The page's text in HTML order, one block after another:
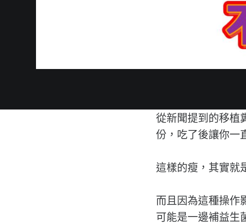
從新聞提到的移植
份，吃了後讓你一
這樣的瘦，其實就
而且因為這種操作
可能是一邊補益生